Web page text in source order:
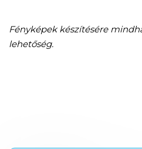
Fényképek készítésére
lehetőség.